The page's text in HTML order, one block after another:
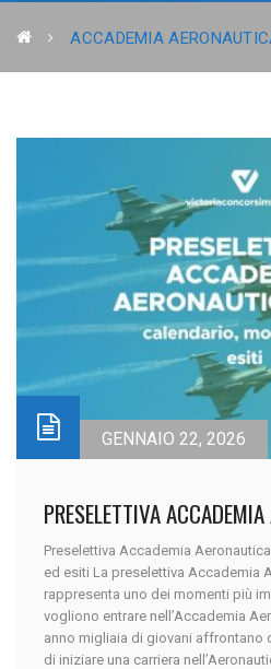
ACCADEMIA
GENNAIO 22, 2026
PRESELETTIVA
Preselettiva Accademia
ed esiti La preselettiva Accademia
rappresenta uno dei momenti più
vogliono entrare nell’Accademia
anno migliaia di giovani affrontano
di iniziare una carriera